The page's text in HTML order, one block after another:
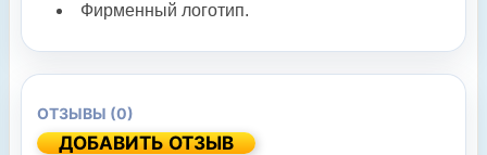
Фирменный логотип.
ОТЗЫВЫ (0)
ДОБАВИТЬ ОТЗЫВ